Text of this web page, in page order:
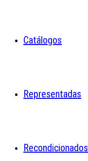
Catálogos
Representadas
Recondicionados